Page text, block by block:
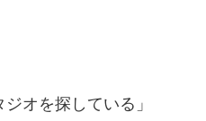
オを探している」